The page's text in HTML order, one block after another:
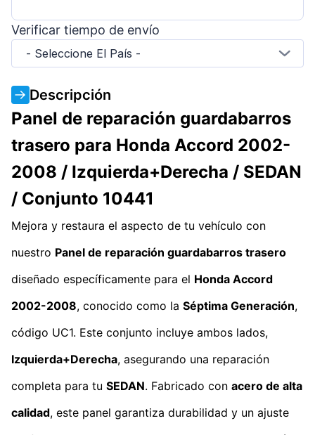
Verificar tiempo de envío
- Seleccione El País -
Descripción
Panel de reparación guardabarros
trasero para Honda Accord 2002-
2008 / Izquierda+Derecha / SEDAN
/ Conjunto 10441
Mejora y restaura el aspecto de tu vehículo con
nuestro Panel de reparación guardabarros trasero
diseñado específicamente para el Honda Accord
2002-2008, conocido como la Séptima Generación,
código UC1. Este conjunto incluye ambos lados,
Izquierda+Derecha, asegurando una reparación
completa para tu SEDAN. Fabricado con acero de alta
calidad, este panel garantiza durabilidad y un ajuste